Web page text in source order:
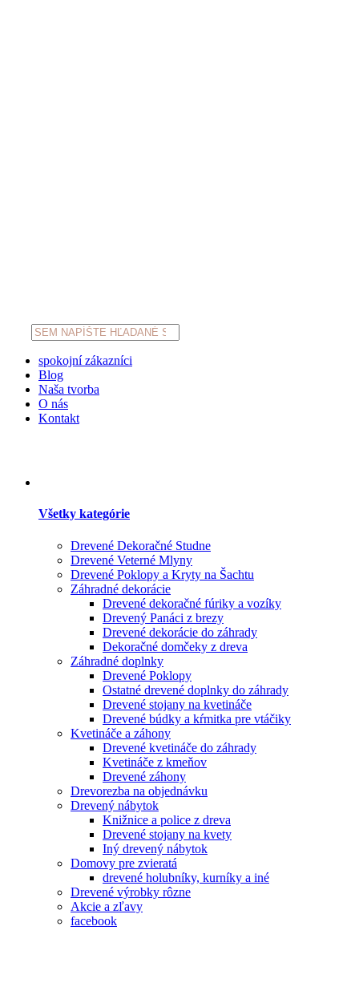
Products
search
spokojní zákazníci
Blog
Naša tvorba
O nás
Kontakt
Všetky kategórie
Drevené Dekoračné Studne
Drevené Veterné Mlyny
Drevené Poklopy a Kryty na Šachtu
Záhradné dekorácie
Drevené dekoračné fúriky a vozíky
Drevený Panáci z brezy
Drevené dekorácie do záhrady
Dekoračné domčeky z dreva
Záhradné doplnky
Drevené Poklopy
Ostatné drevené doplnky do záhrady
Drevené stojany na kvetináče
Drevené búdky a kŕmitka pre vtáčiky
Kvetináče a záhony
Drevené kvetináče do záhrady
Kvetináče z kmeňov
Drevené záhony
Drevorezba na objednávku
Drevený nábytok
Knižnice a police z dreva
Drevené stojany na kvety
Iný drevený nábytok
Domovy pre zvieratá
drevené holubníky, kurníky a iné
Drevené výrobky rôzne
Akcie a zľavy
facebook